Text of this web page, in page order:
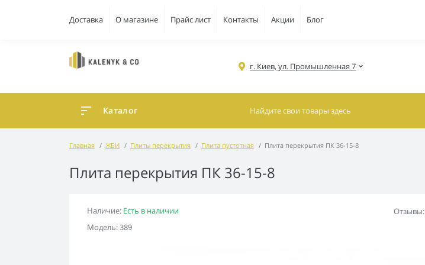
Доставка О магазине Прайс лист Контакты Акции Блог
г. Киев, ул. Промышленная 7
Каталог
Главная ЖБИ Плиты перекрытия Плита пустотная Плита перекрытия ПК 36-15-8
Плита перекрытия ПК 36-15-8
Наличие: Есть в наличии
Модель: 389
Отзывы: